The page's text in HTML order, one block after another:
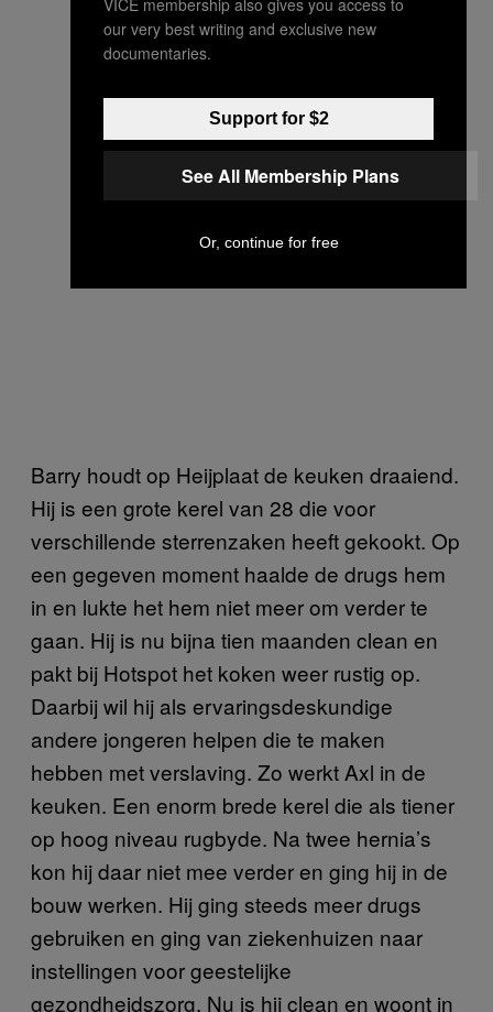
Barry houdt op Heijplaat de keuken draaiend.
Hij is een grote kerel van 28 die voor
verschillende sterrenzaken heeft gekookt. Op
een gegeven moment haalde de drugs hem
in en lukte het hem niet meer om verder te
gaan. Hij is nu bijna tien maanden clean en
pakt bij Hotspot het koken weer rustig op.
Daarbij wil hij als ervaringsdeskundige
andere jongeren helpen die te maken
hebben met verslaving. Zo werkt Axl in de
keuken. Een enorm brede kerel die als tiener
op hoog niveau rugbyde. Na twee hernia’s
kon hij daar niet mee verder en ging hij in de
bouw werken. Hij ging steeds meer drugs
gebruiken en ging van ziekenhuizen naar
instellingen voor geestelijke
gezondheidszorg. Nu is hij clean en woont in
our very best writing and exclusive new
documentaries.
Support for $2
See All Membership Plans
Or, continue for free